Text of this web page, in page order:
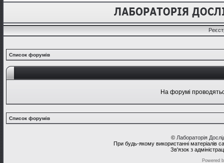
Список форумів
На форумі
Список форумів
© Лабораторія
При будь-якому використанні матеріалів
Зв'язок з
Powered